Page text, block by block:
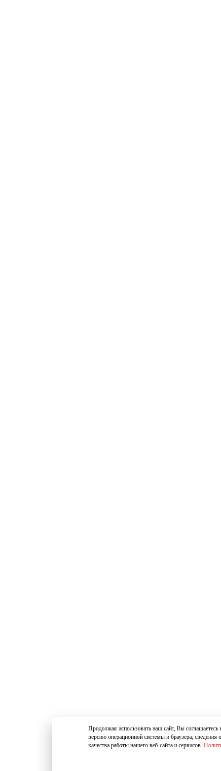
Продолжая использовать наш сайт, Вы
версию операционной системы и браузера;
качества работы нашего веб-сайта и сервисов.